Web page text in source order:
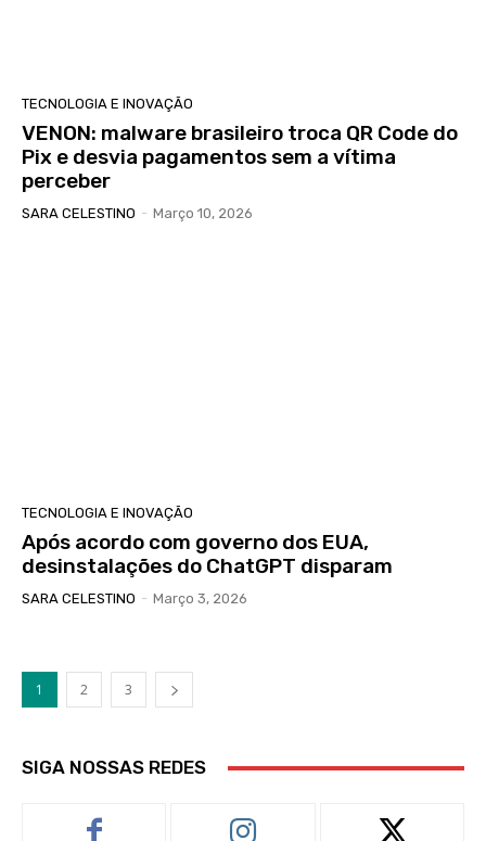
TECNOLOGIA E INOVAÇÃO
VENON: malware brasileiro troca QR Code do
Pix e desvia pagamentos sem a vítima
perceber
SARA CELESTINO - Março 10, 2026
TECNOLOGIA E INOVAÇÃO
Após acordo com governo dos EUA,
desinstalações do ChatGPT disparam
SARA CELESTINO - Março 3, 2026
1 2 3
SIGA NOSSAS REDES